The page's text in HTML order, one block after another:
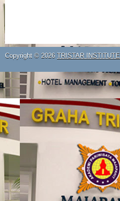
Copyright © 2026 TRISTAR INSTITUTE